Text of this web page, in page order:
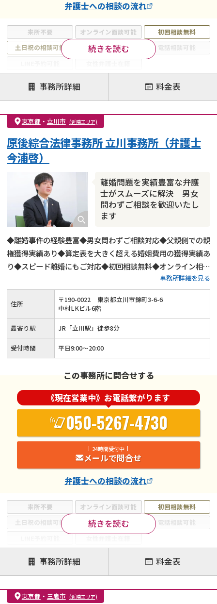
来所不要 オンライン面談可能
初回相談無料
土日祝の相談可能
19時以降電話可能
電話相談可能
注力案件
離婚前相談
離婚調停
離婚裁判
親権・面会交流権
DV
モラハラ
不貞・不倫慰謝料請求
国際離婚
財産分与
内縁の夫婦 熟年離婚
続きを読む
弁護士への相談の流れ
事務所詳細 料金表
東京都 ・ 立川市 (近隣エリア)
離婚問題を実績豊富な弁護
士がスムーズに解決｜男女
問わずご相談を歓迎いたし
ます
原後綜合法律事務所 立川事務所（弁護士
今浦啓）
◆離婚事件の経験豊富◆男女問わずご相談対応◆父親側での親
権獲得実績あり◆算定表を大きく超える婚姻費用の獲得実績あ
り◆スピード離婚にもご対応◆初回相談無料◆オンライン相談
にもご対応◆平日20時までご相談受付◆土日祝日もご予約可
◆「立川駅」から徒歩8分
事務所詳細を見る
来所不要 オンライン面談可能
初回相談無料
土日祝の相談可能
19時以降電話可能
電話相談可能
注力案件
離婚前相談
離婚調停
離婚裁判
親権・面会交流権
DV
モラハラ
続きを読む
住所 〒190-0022
東京都立川市錦町3-6-6
中村LKビル6階
最寄り駅 JR「立川駅」徒歩8分
受付時間 平日9:00〜20:00
この事務所に問合せする
《現在営業中》お電話繋がります
050-5267-4730
24時間受付中
メールで問合せ
弁護士への相談の流れ
事務所詳細 料金表
東京都 ・ 三鷹市 (近隣エリア)